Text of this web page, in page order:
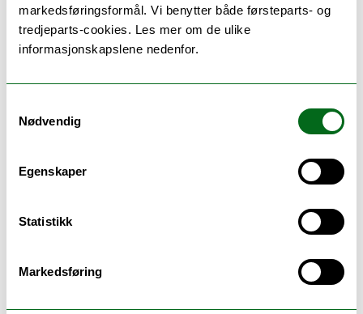
markedsføringsformål. Vi benytter både førsteparts- og
tredjeparts-cookies. Les mer om de ulike
informasjonskapslene nedenfor.
Nødvendig
Egenskaper
Statistikk
Markedsføring
Samfunnssikkerhet - bachelor
Lær om beredskap og hvordan samfunnet kan
forebygge ulykker og håndtere kriser. Studer